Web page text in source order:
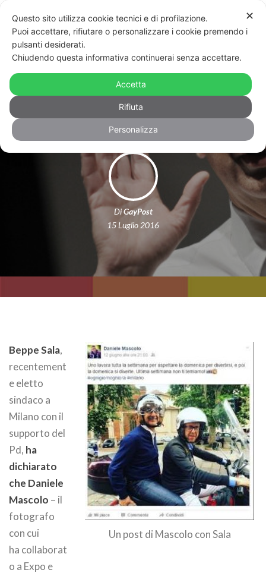
Sala sul fotografo omofobo: “Fuori
dal mio staff”
DiGayPost
15 Luglio 2016
Un post di Mascolo con Sala
Beppe Sala,
recentement
e eletto
sindaco a
Milano con il
supporto del
Pd, ha
dichiarato
che Daniele
Mascolo – il
fotografo
con cui
ha collaborat
o a Expo e
✕
Questo sito utilizza cookie tecnici e di profilazione.
Puoi accettare, rifiutare o personalizzare i cookie premendo i
pulsanti desiderati.
Chiudendo questa informativa continuerai senza accettare.
Accetta
Rifiuta
Personalizza